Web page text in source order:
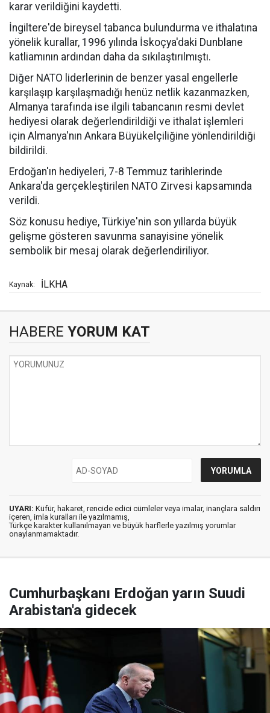
karar verildiğini kaydetti.
İngiltere'de bireysel tabanca bulundurma ve ithalatına
yönelik kurallar, 1996 yılında İskoçya'daki Dunblane
katliamının ardından daha da sıkılaştırılmıştı.
Diğer NATO liderlerinin de benzer yasal engellerle
karşılaşıp karşılaşmadığı henüz netlik kazanmazken,
Almanya tarafında ise ilgili tabancanın resmi devlet
hediyesi olarak değerlendirildiği ve ithalat işlemleri
için Almanya'nın Ankara Büyükelçiliğine yönlendirildiği
bildirildi.
Erdoğan'ın hediyeleri, 7-8 Temmuz tarihlerinde
Ankara'da gerçekleştirilen NATO Zirvesi kapsamında
verildi.
Söz konusu hediye, Türkiye'nin son yıllarda büyük
gelişme gösteren savunma sanayisine yönelik
sembolik bir mesaj olarak değerlendiriliyor.
Kaynak: İLKHA
HABERE YORUM KAT
UYARI: Küfür, hakaret, rencide edici cümleler veya imalar, inançlara saldırı
içeren, imla kuralları ile yazılmamış,
Türkçe karakter kullanılmayan ve büyük harflerle yazılmış yorumlar
onaylanmamaktadır.
Cumhurbaşkanı Erdoğan yarın Suudi
Arabistan'a gidecek